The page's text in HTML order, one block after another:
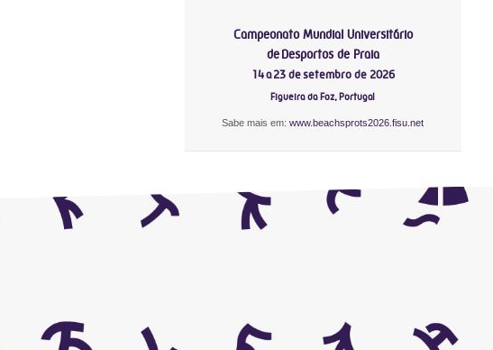
Campeonato Mundial Universitário
de Desportos de Praia
14 a 23 de setembro de 2026
Figueira da Foz, Portugal
Sabe mais em:www.beachsprots2026.fisu.net